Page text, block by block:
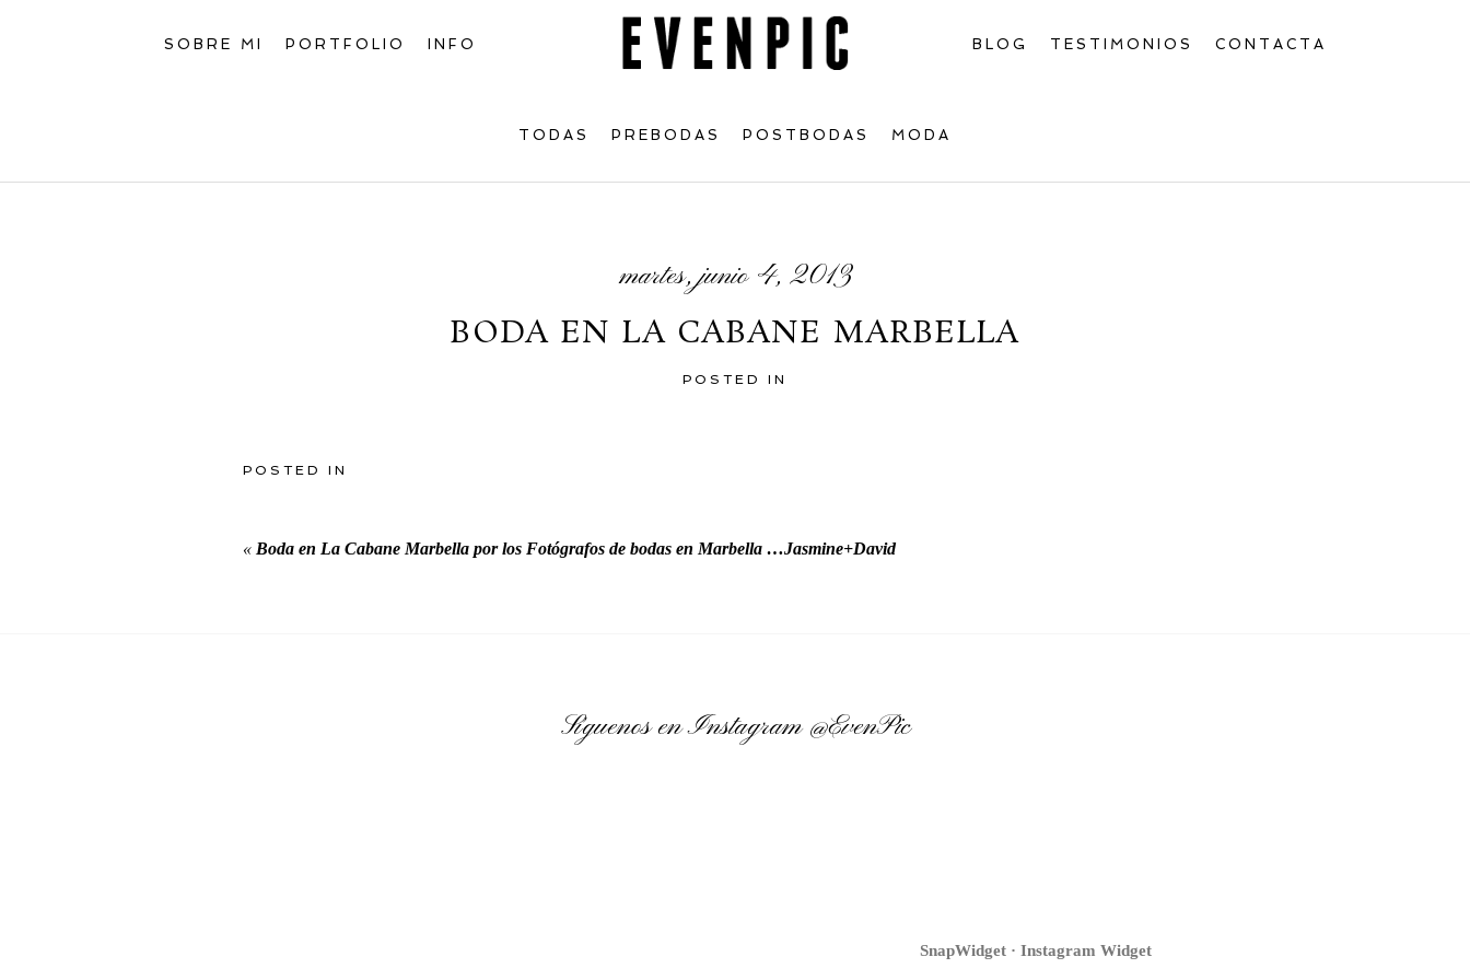
SOBRE MI PORTFOLIO INFO BLOG TESTIMONIOS CONTACTA
TODAS PREBODAS POSTBODAS MODA
martes, junio 4, 2013
BODA EN LA CABANE MARBELLA
POSTED IN
POSTED IN
« Boda en La Cabane Marbella por los Fotógrafos de bodas en Marbella …Jasmine+David
Síguenos en Instagram@EvenPic
SnapWidget · Instagram Widget